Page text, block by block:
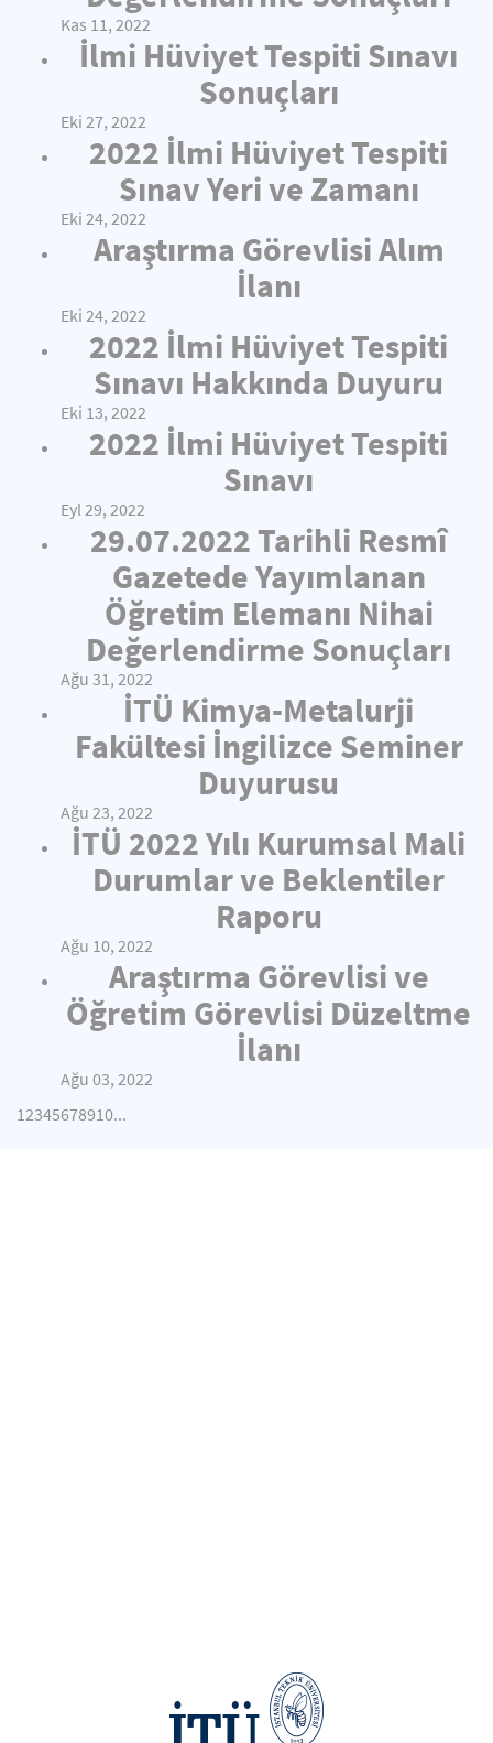
Kas 11, 2022
İlmi Hüviyet Tespiti Sınavı
Sonuçları
Eki 27, 2022
2022 İlmi Hüviyet Tespiti
Sınav Yeri ve Zamanı
Eki 24, 2022
Araştırma Görevlisi Alım
İlanı
Eki 24, 2022
2022 İlmi Hüviyet Tespiti
Sınavı Hakkında Duyuru
Eki 13, 2022
2022 İlmi Hüviyet Tespiti
Sınavı
Eyl 29, 2022
29.07.2022 Tarihli Resmî
Gazetede Yayımlanan
Öğretim Elemanı Nihai
Değerlendirme Sonuçları
Ağu 31, 2022
İTÜ Kimya-Metalurji
Fakültesi İngilizce Seminer
Duyurusu
Ağu 23, 2022
İTÜ 2022 Yılı Kurumsal Mali
Durumlar ve Beklentiler
Raporu
Ağu 10, 2022
Araştırma Görevlisi ve
Öğretim Görevlisi Düzeltme
İlanı
Ağu 03, 2022
12345678910...